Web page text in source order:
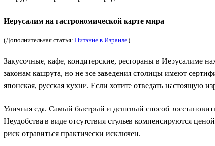
Иерусалим на гастрономической карте мира
(Дополнительная статья: Питание в Израиле )
Закусочные, кафе, кондитерские, рестораны в Иерусалиме
законам кашрута, но не все заведения столицы имеют
японская, русская кухни. Если хотите отведать настоящую
Уличная еда. Самый быстрый и дешевый способ
Неудобства в виде отсутствия стульев компенсируются
риск отравиться практически исключен.